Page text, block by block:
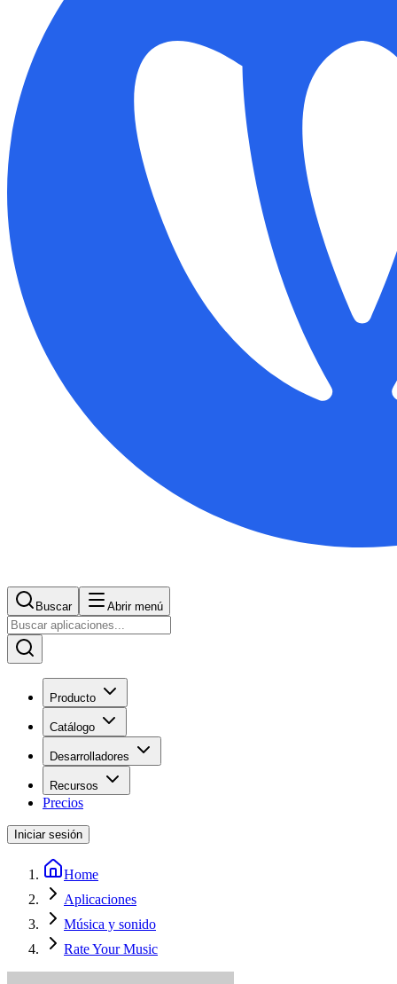
Buscar Abrir menú
Producto
Catálogo
Desarrolladores
Recursos
Precios
Iniciar sesión
Home
Aplicaciones
Música y sonido
Rate Your Music